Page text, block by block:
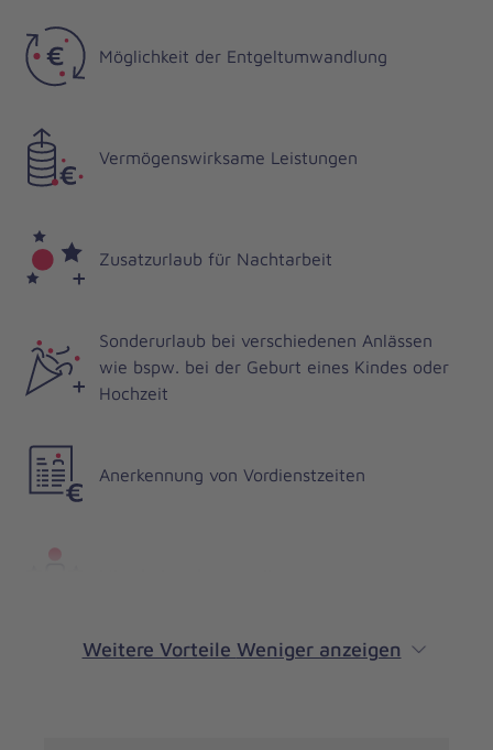
Möglichkeit der Entgeltumwandlung
Vermögenswirksame Leistungen
Zusatzurlaub für Nachtarbeit
Sonderurlaub bei verschiedenen Anlässen
wie bspw. bei der Geburt eines Kindes oder
Hochzeit
Anerkennung von Vordienstzeiten
Weitere Vorteile Weniger anzeigen